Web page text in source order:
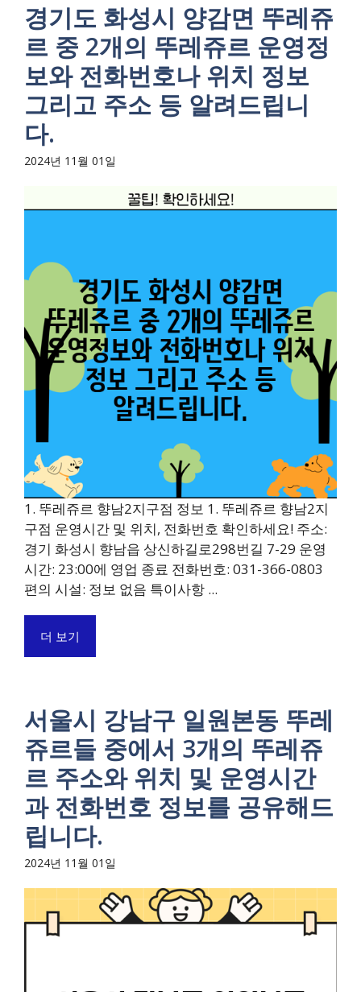
경기도 화성시 양감면 뚜레쥬
르 중 2개의 뚜레쥬르 운영정
보와 전화번호나 위치 정보
그리고 주소 등 알려드립니
다.
2024년 11월 01일
1. 뚜레쥬르 향남2지구점 정보 1. 뚜레쥬르 향남2지
구점 운영시간 및 위치, 전화번호 확인하세요! 주소:
경기 화성시 향남읍 상신하길로298번길 7-29 운영
시간: 23:00에 영업 종료 전화번호: 031-366-0803
편의 시설: 정보 없음 특이사항 ...
더 보기
서울시 강남구 일원본동 뚜레
쥬르들 중에서 3개의 뚜레쥬
르 주소와 위치 및 운영시간
과 전화번호 정보를 공유해드
립니다.
2024년 11월 01일